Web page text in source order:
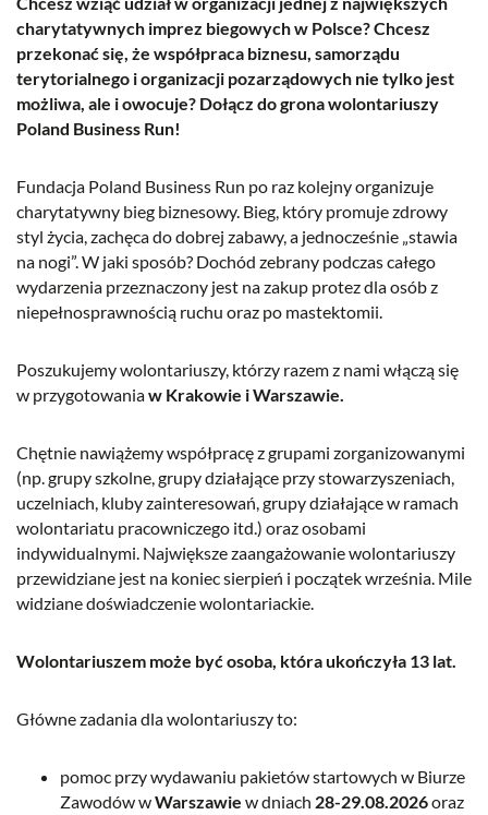
charytatywnych imprez biegowych w Polsce? Chcesz
przekonać się, że współpraca biznesu, samorządu
terytorialnego i organizacji pozarządowych nie tylko jest
możliwa, ale i owocuje? Dołącz do grona wolontariuszy
Poland Business Run!
Fundacja Poland Business Run po raz kolejny organizuje
charytatywny bieg biznesowy. Bieg, który promuje zdrowy
styl życia, zachęca do dobrej zabawy, a jednocześnie „stawia
na nogi”. W jaki sposób? Dochód zebrany podczas całego
wydarzenia przeznaczony jest na zakup protez dla osób z
niepełnosprawnością ruchu oraz po mastektomii.
Poszukujemy wolontariuszy, którzy razem z nami włączą się
w przygotowaniaw Krakowie i Warszawie.
Chętnie nawiążemy współpracę z grupami zorganizowanymi
(np. grupy szkolne, grupy działające przy stowarzyszeniach,
uczelniach, kluby zainteresowań, grupy działające w ramach
wolontariatu pracowniczego itd.) oraz osobami
indywidualnymi. Największe zaangażowanie wolontariuszy
przewidziane jest na koniec sierpień i początek września. Mile
widziane doświadczenie wolontariackie.
Wolontariuszem może być osoba, która ukończyła 13 lat.
Główne zadania dla wolontariuszy to:
pomoc przy wydawaniu pakietów startowych w Biurze
Zawodów wWarszawie w dniach 28-29.08.2026oraz